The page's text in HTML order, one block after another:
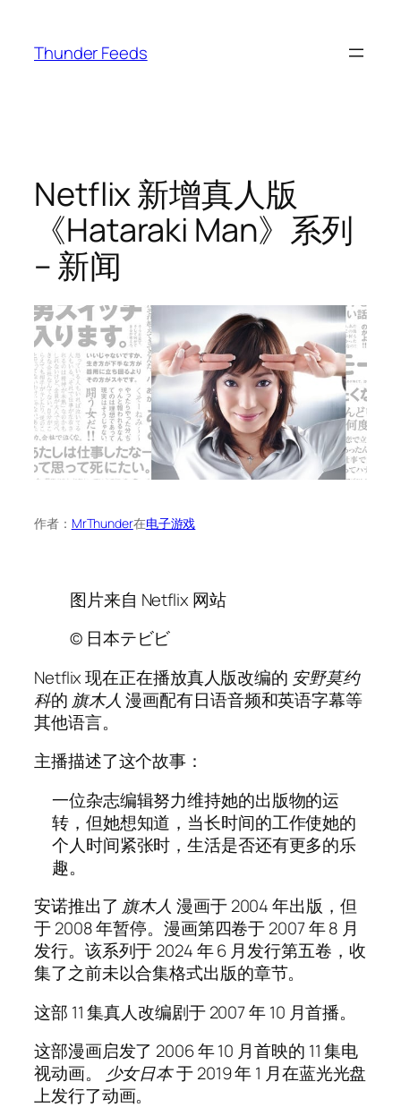
Thunder Feeds
Netflix 新增真人版
《Hataraki Man》系列
– 新闻
作者： MrThunder在电子游戏
图片来自 Netflix 网站
© 日本テビビ
Netflix现在正在播放真人版改编的 安野莫约
科的 旗木人 漫画配有日语音频和英语字幕等
其他语言。
主播描述了这个故事：
一位杂志编辑努力维持她的出版物的运
转，但她想知道，当长时间的工作使她的
个人时间紧张时，生活是否还有更多的乐
趣。
安诺推出了 旗木人 漫画于 2004 年出版，但
于 2008 年暂停。漫画第四卷于 2007 年 8 月
发行。该系列于 2024 年 6 月发行第五卷，收
集了之前未以合集格式出版的章节。
这部 11 集真人改编剧于 2007 年 10 月首播。
这部漫画启发了 2006 年 10 月首映的 11 集电
视动画。 少女日本于 2019 年 1 月在蓝光光盘
上发行了动画。